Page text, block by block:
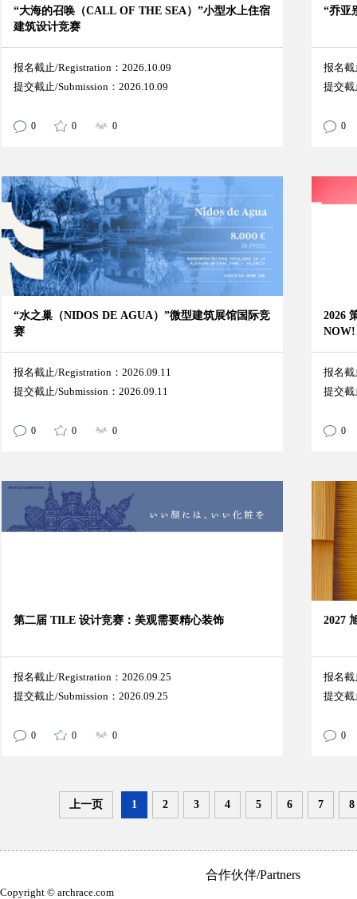
“大海的召唤（CALL OF THE SEA）”小型水上住宿
建筑设计竞赛
报名截止/Registration：2026.10.09
提交截止/Submission：2026.10.09
0 0 0
“乔亚
报名截
提交截
0
“水之巢（NIDOS DE AGUA）”微型建筑展馆国际竞
赛
报名截止/Registration：2026.09.11
提交截止/Submission：2026.09.11
0 0 0
2026
报名截
提交截
0
第二届 TILE 设计竞赛：美观需要精心装饰
报名截止/Registration：2026.09.25
提交截止/Submission：2026.09.25
0 0 0
2027
报名截
提交截
0
上一页 1 2 3 4 5 6 7 8
Copyright © archrace.com
合作伙伴/Partners